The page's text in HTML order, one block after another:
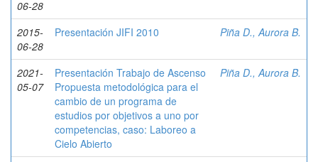
06-28
2015-
06-28
Presentación JIFI 2010 Piña D., Aurora B.
2021-
05-07
Presentación Trabajo de Ascenso
Propuesta metodológica para el
cambio de un programa de
estudios por objetivos a uno por
competencias, caso: Laboreo a
Cielo Abierto
Piña D., Aurora B.